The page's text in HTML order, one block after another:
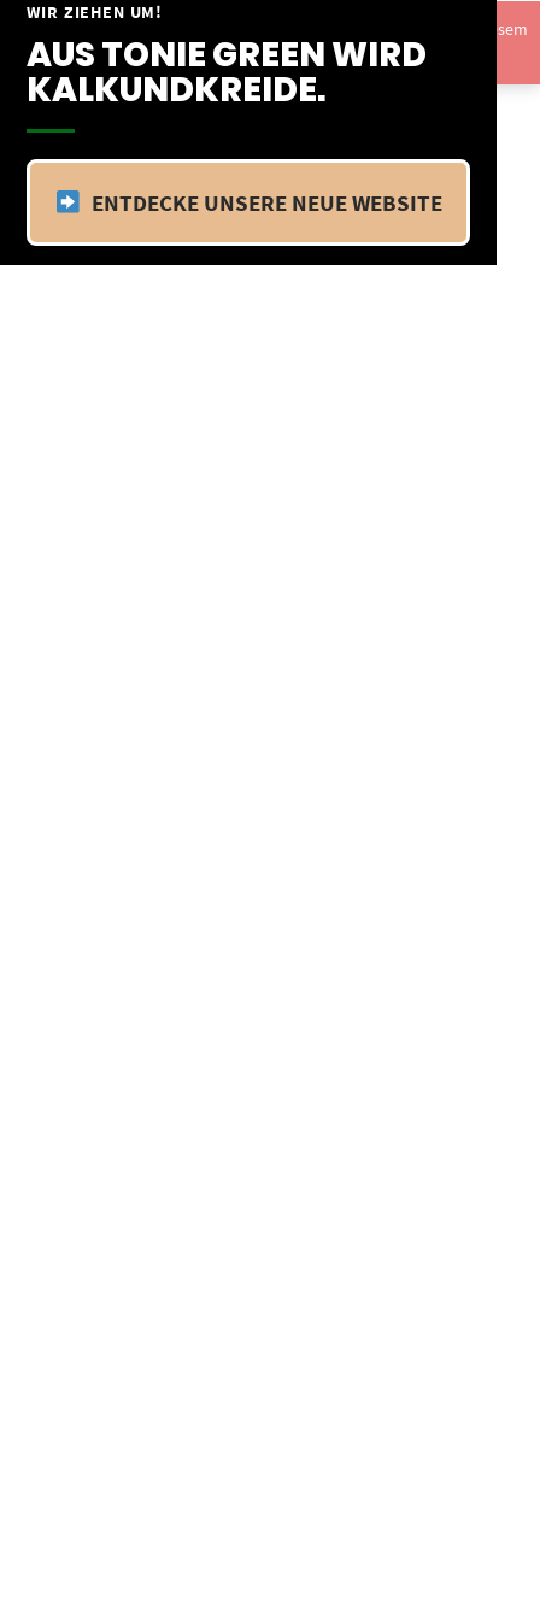
WIR ZIEHEN UM!
AUS TONIE GREEN WIRD
KALKUNDKREIDE.
ENTDECKE UNSERE NEUE WEBSITE
Springe
Inhalt
Vom 09.04.25 - 20.04.25 befinden wir uns im Betriebsurlaub. In diesem
Zeitraum findet kein Versand statt.Ausblenden